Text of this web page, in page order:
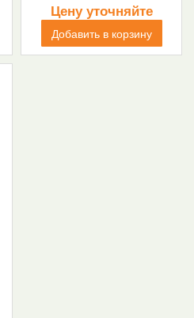
Цену уточняйте
Добавить в корзину